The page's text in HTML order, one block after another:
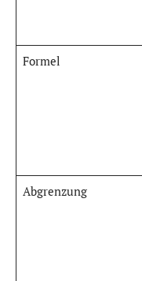
Formel
Abgrenzung